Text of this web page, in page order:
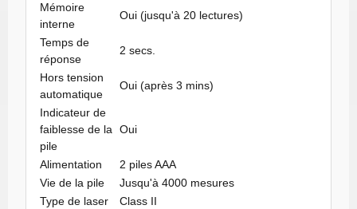
Mémoire
interne
Oui (jusqu'à 20 lectures)
Temps de
réponse
2 secs.
Hors tension
automatique
Oui (après 3 mins)
Indicateur de
faiblesse de la
pile
Oui
Alimentation
2 piles AAA
Vie de la pile
Jusqu'à 4000 mesures
Type de laser
Class II